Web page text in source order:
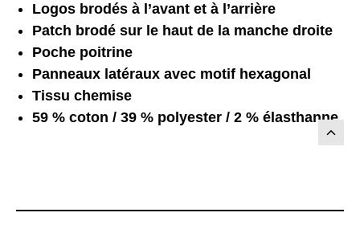
Logos brodés à l’avant et à l’arrière
Patch brodé sur le haut de la manche droite
Poche poitrine
Panneaux latéraux avec motif hexagonal
Tissu chemise
59 % coton / 39 % polyester / 2 % élasthanne